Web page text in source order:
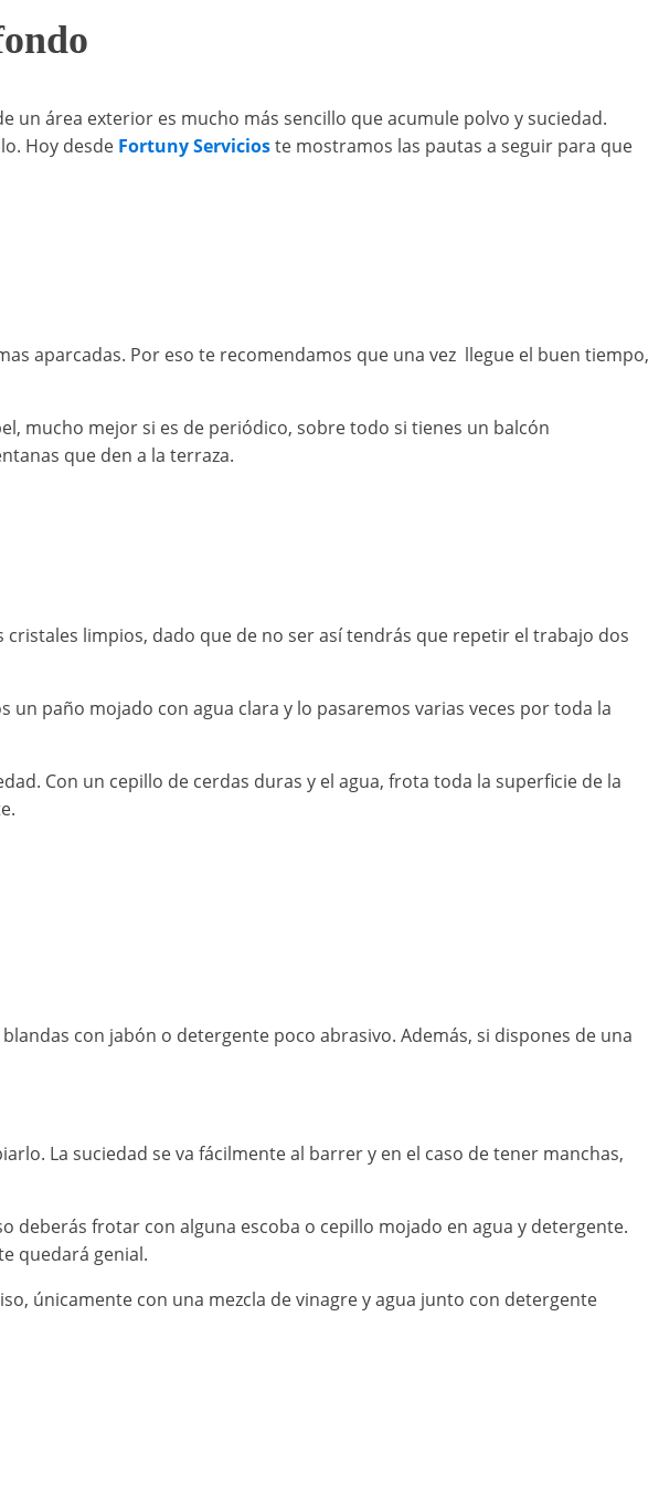
área exterior es mucho más sencillo que acumule polvo y suciedad.
Hoy desde Fortuny Servicioste mostramos las pautas a seguir para que
aparcadas. Por eso te recomendamos que una vez llegue el buen tiempo,
mucho mejor si es de periódico, sobre todo si tienes un balcón
que den a la terraza.
limpios, dado que de no ser así tendrás que repetir el trabajo dos
paño mojado con agua clara y lo pasaremos varias veces por toda la
Con un cepillo de cerdas duras y el agua, frota toda la superficie de la
con jabón o detergente poco abrasivo. Además, si dispones de una
La suciedad se va fácilmente al barrer y en el caso de tener manchas,
frotar con alguna escoba o cepillo mojado en agua y detergente.
quedará genial.
únicamente con una mezcla de vinagre y agua junto con detergente